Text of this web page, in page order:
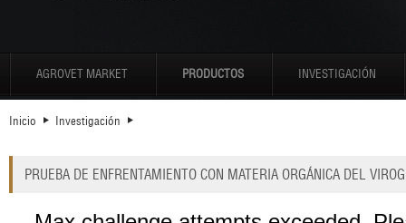
AGROVET MARKET PRODUCTOS INVESTIGACIÓN
Inicio Investigación
PRUEBA DE ENFRENTAMIENTO CON MATERIA ORGÁNICA DEL